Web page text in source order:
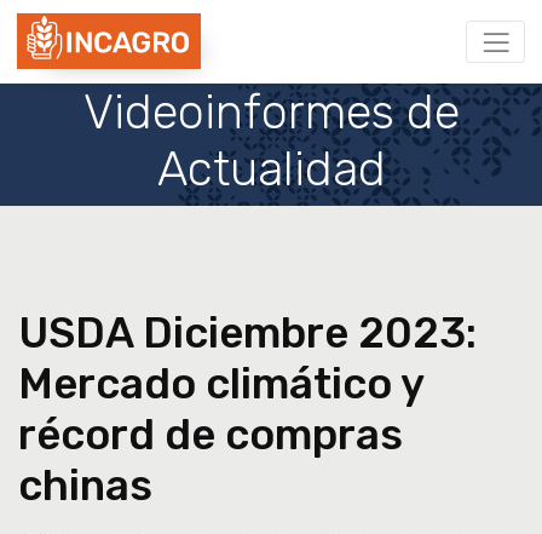
Videoinformes de
Actualidad
USDA Diciembre 2023:
Mercado climático y
récord de compras
chinas